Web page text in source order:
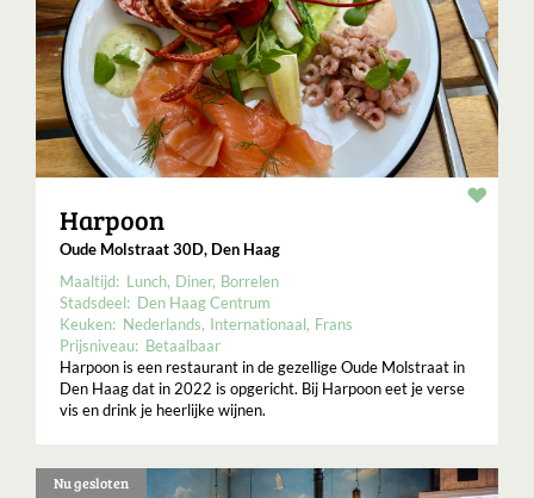
Harpoon
Oude Molstraat 30D, Den Haag
Maaltijd: Lunch Diner Borrelen
Stadsdeel: Den Haag Centrum
Keuken: Nederlands Internationaal Frans
Prijsniveau: Betaalbaar
Harpoon is een restaurant in de gezellige Oude Molstraat in
Den Haag dat in 2022 is opgericht. Bij Harpoon eet je verse
vis en drink je heerlijke wijnen.
Nu gesloten